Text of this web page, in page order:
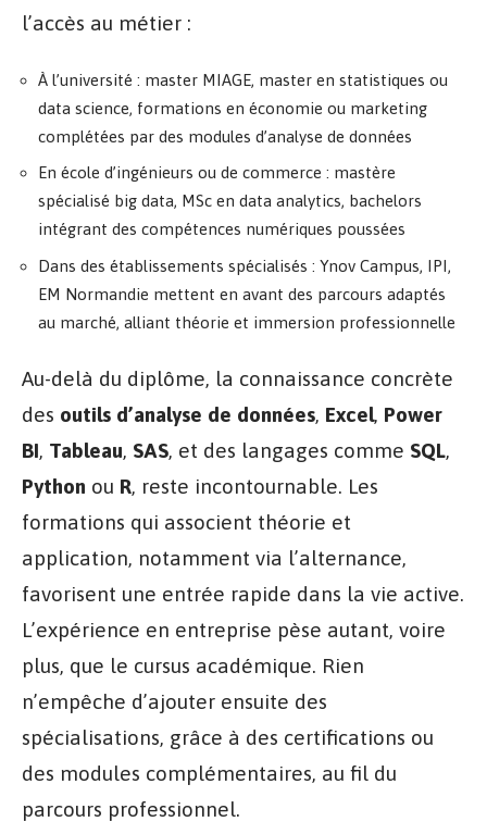
l’accès au métier :
À l’université : master MIAGE, master en statistiques ou
data science, formations en économie ou marketing
complétées par des modules d’analyse de données
En école d’ingénieurs ou de commerce : mastère
spécialisé big data, MSc en data analytics, bachelors
intégrant des compétences numériques poussées
Dans des établissements spécialisés : Ynov Campus, IPI,
EM Normandie mettent en avant des parcours adaptés
au marché, alliant théorie et immersion professionnelle
Au-delà du diplôme, la connaissance concrète
des outils d’analyse de données, Excel, Power
BI, Tableau, SAS, et des langages comme SQL,
Python ou R, reste incontournable. Les
formations qui associent théorie et
application, notamment via l’alternance,
favorisent une entrée rapide dans la vie active.
L’expérience en entreprise pèse autant, voire
plus, que le cursus académique. Rien
n’empêche d’ajouter ensuite des
spécialisations, grâce à des certifications ou
des modules complémentaires, au fil du
parcours professionnel.